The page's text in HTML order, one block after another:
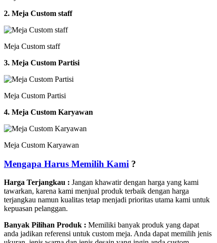
2. Meja Custom staff
Meja Custom staff
3. Meja Custom Partisi
Meja Custom Partisi
4. Meja Custom Karyawan
Meja Custom Karyawan
Mengapa Harus Memilih Kami ?
Harga Terjangkau : Jangan khawatir dengan harga yang kami
tawarkan, karena kami menjual produk terbaik dengan harga
terjangkau namun kualitas tetap menjadi prioritas utama kami untuk
kepuasan pelanggan.
Banyak Pilihan Produk : Memiliki banyak produk yang dapat
anda jadikan referensi untuk custom meja. Anda dapat memilih jenis